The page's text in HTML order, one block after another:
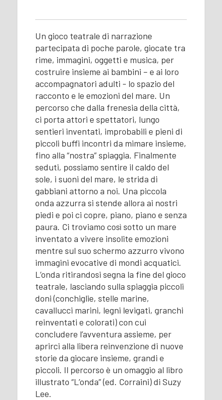
Un gioco teatrale di narrazione
partecipata di poche parole, giocate tra
rime, immagini, oggetti e musica, per
costruire insieme ai bambini – e ai loro
accompagnatori adulti - lo spazio del
racconto e le emozioni del mare. Un
percorso che dalla frenesia della città,
ci porta attori e spettatori, lungo
sentieri inventati, improbabili e pieni di
piccoli buffi incontri da mimare insieme,
fino alla “nostra” spiaggia. Finalmente
seduti, possiamo sentire il caldo del
sole, i suoni del mare, le strida di
gabbiani attorno a noi. Una piccola
onda azzurra si stende allora ai nostri
piedi e poi ci copre, piano, piano e senza
paura. Ci troviamo così sotto un mare
inventato a vivere insolite emozioni
mentre sul suo schermo azzurro vivono
immagini evocative di mondi acquatici.
L’onda ritirandosi segna la fine del gioco
teatrale, lasciando sulla spiaggia piccoli
doni (conchiglie, stelle marine,
cavallucci marini, legni levigati, granchi
reinventati e colorati) con cui
concludere l’avventura assieme, per
aprirci alla libera reinvenzione di nuove
storie da giocare insieme, grandi e
piccoli. Il percorso è un omaggio al libro
illustrato “L’onda” (ed. Corraini) di Suzy
Lee.